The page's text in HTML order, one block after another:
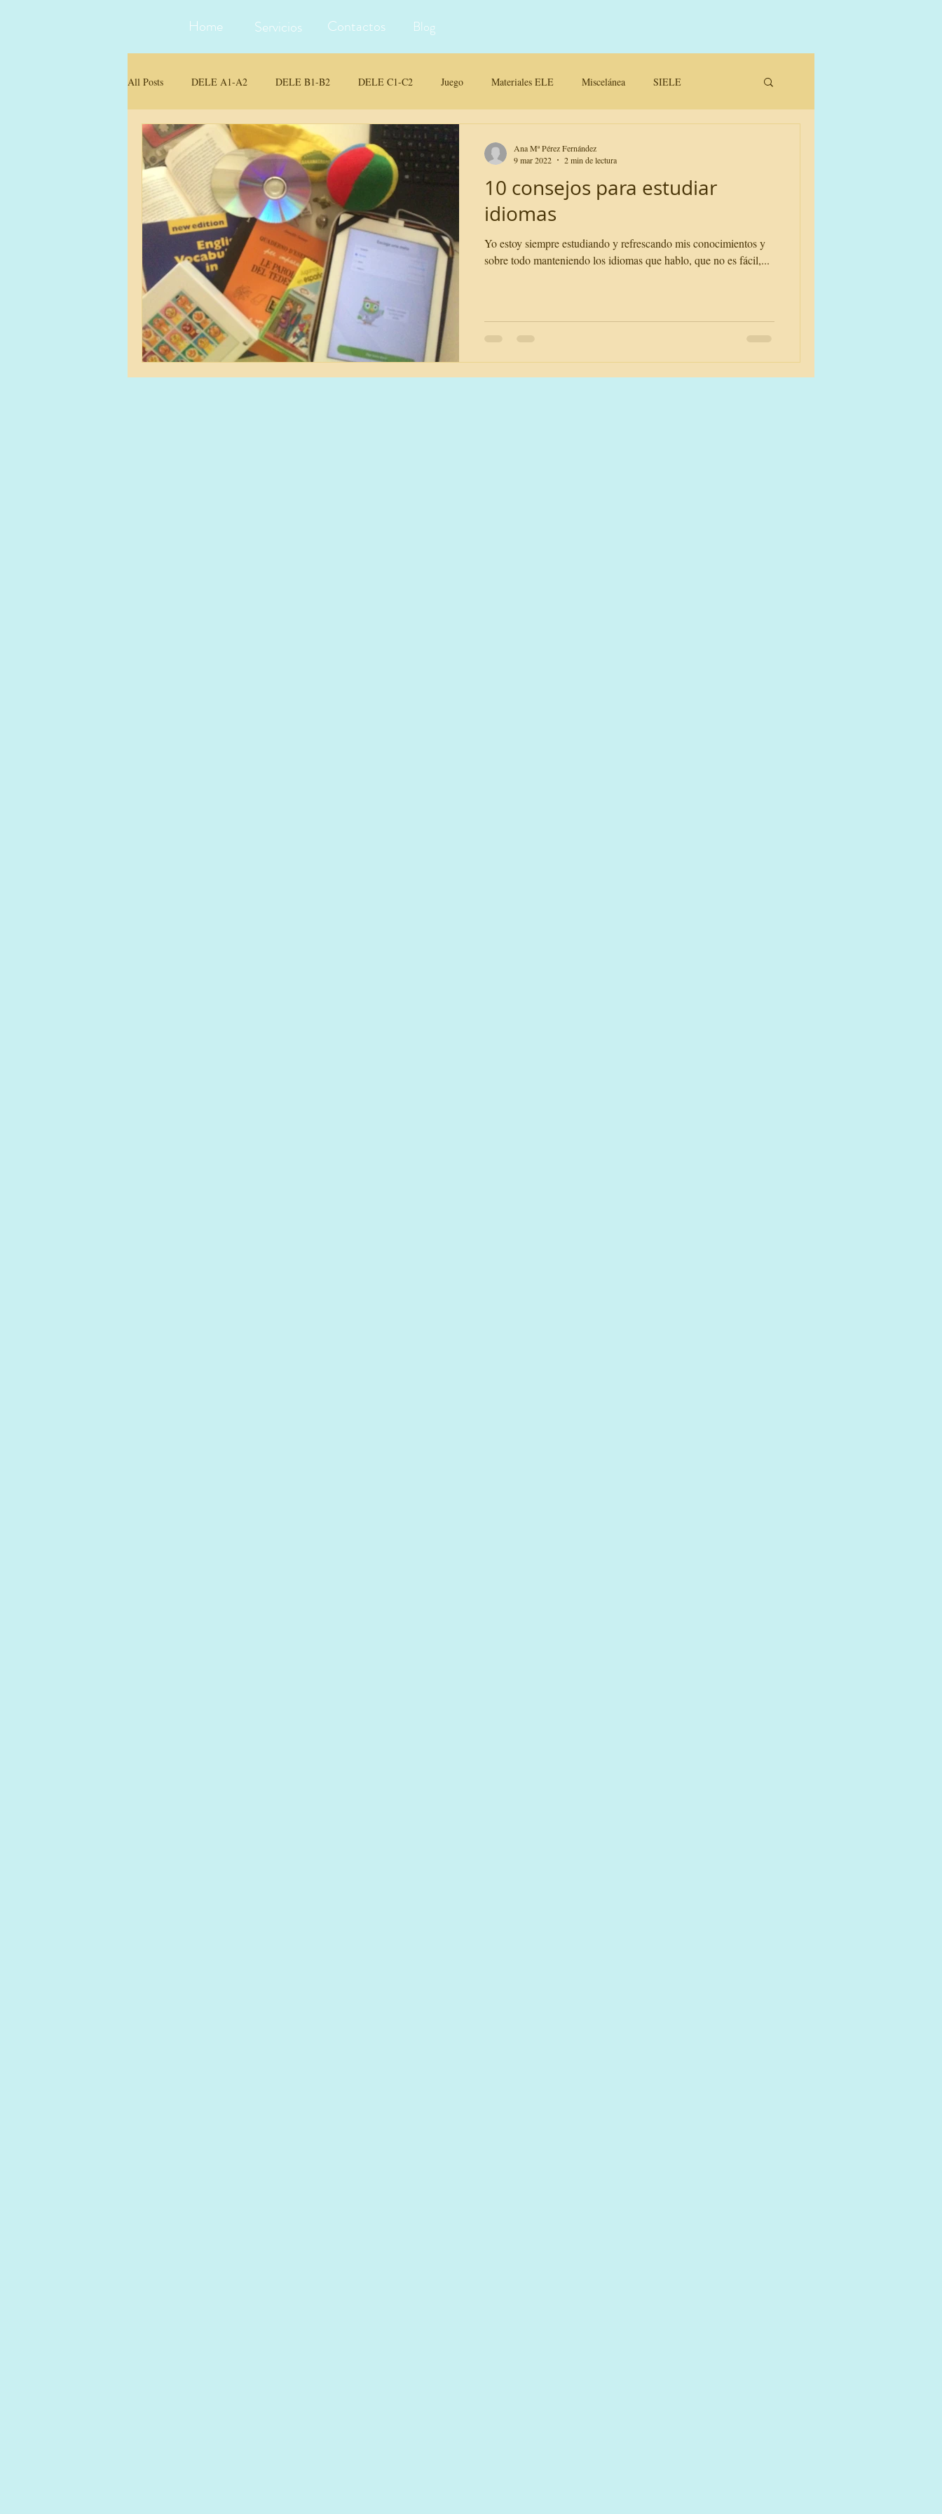
Home Servicios Contactos Blog
All Posts DELE A1-A2 DELE B1-B2 DELE C1-C2 Juego Materiales ELE Miscelánea SIELE
Traducción e Interpretación Materiales para clase
10 consejos para estudiar
idiomas
Yo estoy siempre estudiando y refrescando mis conocimientos y
sobre todo manteniendo los idiomas que hablo, que no es fácil,...
Ana Mª Pérez Fernández
9 mar 2022
2 min de lectura